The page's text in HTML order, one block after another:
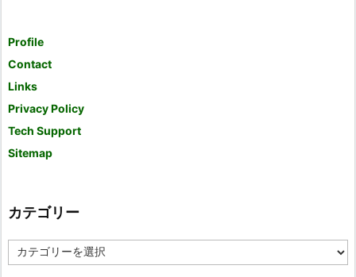
Profile
Contact
Links
Privacy Policy
Tech Support
Sitemap
カテゴリー
テ